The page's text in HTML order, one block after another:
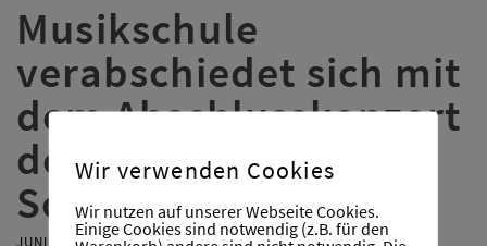
Musikschule
verabschiedet sich mit
dem Abschlusskonzert
der JeKis in die
Sommerferien.
JUNI 26, 2026
Wir verwenden Cookies
Wir nutzen auf unserer Webseite Cookies.
Einige Cookies sind notwendig (z.B. für den